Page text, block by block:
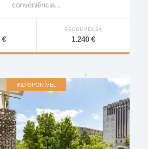
conveniência...
€
RECOMPENSA
1.240 €
INDISPONÍVEL